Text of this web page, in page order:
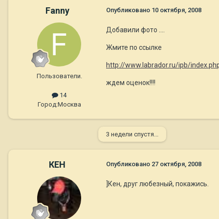
Fanny
Пользователи.
14
Город:Москва
Опубликовано 10 октября, 2008
Добавили фото ....
Жмите по ссылке
http://www.labrador.ru/ipb/
ждем оценок!!!!
3 недели спустя...
КЕН Опубликовано 27 октября, 2008
]Кен, друг любезный, покажись.